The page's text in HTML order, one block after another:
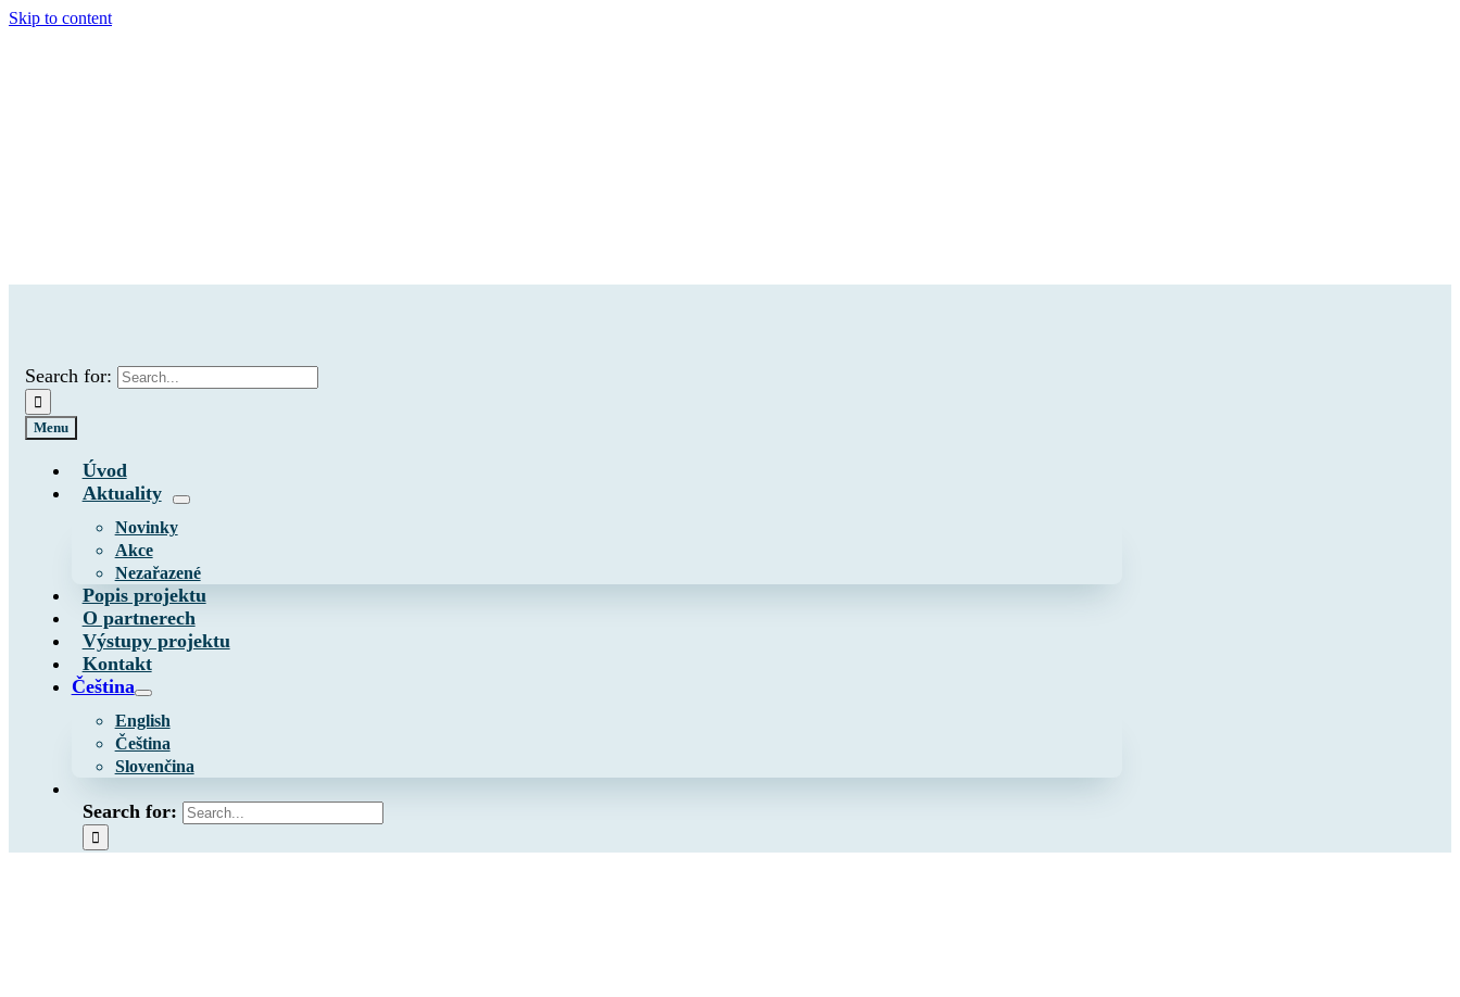
Skip to content
Search for:
Menu
Úvod
Aktuality
Novinky
Akce
Nezařazené
Popis projektu
O partnerech
Výstupy projektu
Kontakt
Čeština
English
Čeština
Slovenčina
Search for: